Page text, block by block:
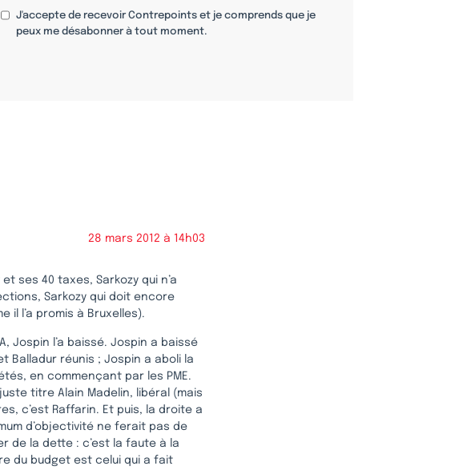
J'accepte de recevoir Contrepoints et je comprends que je
peux me désabonner à tout moment.
28 mars 2012 à 14h03
ses 40 taxes, Sarkozy qui n’a
Sarkozy qui doit encore
il l’a promis à Bruxelles).
Jospin l’a baissé. Jospin a baissé
Balladur réunis ; Jospin a aboli la
en commençant par les PME.
titre Alain Madelin, libéral (mais
c’est Raffarin. Et puis, la droite a
d’objectivité ne ferait pas de
de la dette : c’est la faute à la
du budget est celui qui a fait